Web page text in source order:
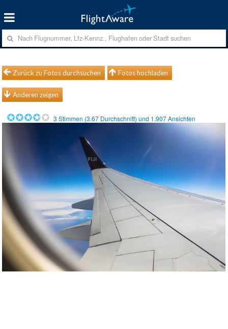
Zurück zu Fotos durchsuchen Fotos hochladen
Anderen zeigen
3 Stimmen (3.67 Durchschnitt) und 1.907Ansichten